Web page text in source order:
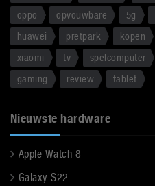
oppo
opvouwbare 5g
huawei
pretpark kopen
xiaomi
tv spelcomputer
gaming
review tablet
Nieuwste hardware
Apple Watch 8
Galaxy S22